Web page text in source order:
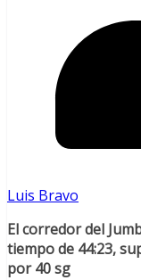
Luis Bravo
El corredor del
tiempo de 44:23,
por 40 sg